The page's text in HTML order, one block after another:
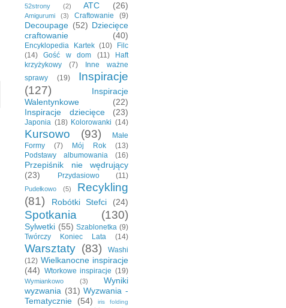
52strony (2) ATC (26)
Amigurumi (3) Craftowanie (9)
Decoupage (52) Dziecięce
craftowanie
(40)
Encyklopedia Kartek (10)
Filc
(14)
Gość w dom (11)
Haft
krzyżykowy
(7)
Inne ważne
sprawy
(19)
Inspiracje
(127)
Inspiracje
Walentynkowe
(22)
Inspiracje dziecięce
(23)
Japonia (18) Kolorowanki (14)
Kursowo (93)
Małe
Formy
(7) Mój Rok
(13)
Podstawy albumowania
(16)
Przepiśnik nie wędrujący
(23)
Przydasiowo (11)
Pudełkowo (5)
Recykling
(81)
Robótki Stefci (24)
Spotkania (130)
Sylwetki (55) Szablonetka (9)
Twórczy Koniec Lata
(14)
Warsztaty (83)
Washi
(12) Wielkanocne inspiracje
(44) Wtorkowe inspiracje (19)
Wymiankowo (3)
Wyniki
wyzwania (31) Wyzwania -
Tematycznie
(54)
iris folding